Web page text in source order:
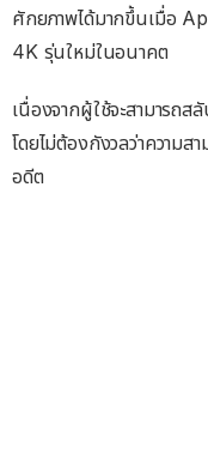
ศักยภาพได้มากขึ้นเมื่อ
4K รุ่นใหม่ในอนาคต
เนื่องจากผู้ใช้จะสามารถ
โดยไม่ต้องกังวลว่าความ
อดีต